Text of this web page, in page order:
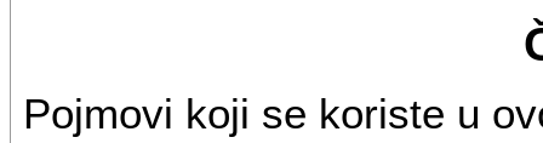
Pojmovi koji se koriste u